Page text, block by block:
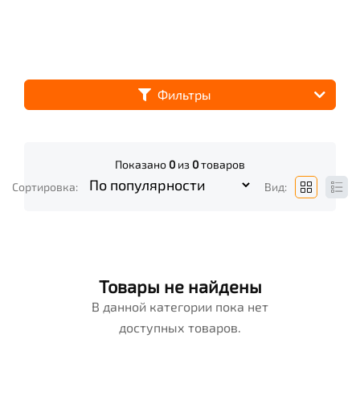
Фильтры
Показано 0 из 0товаров
Сортировка:
Вид:
Товары не найдены
В данной категории пока нет
доступных товаров.